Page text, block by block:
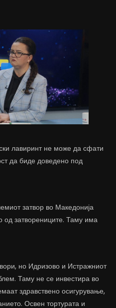
лавиринт не може да сфати
да биде доведено под
затвор во Македонија
од затворениците. Таму има
но Идризово и Истражниот
Таму не се инвестира во
здравствено осигурување,
Освен тортурата и